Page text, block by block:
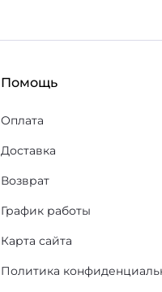
Помощь
Оплата
Доставка
Возврат
График работы
Карта сайта
Политика